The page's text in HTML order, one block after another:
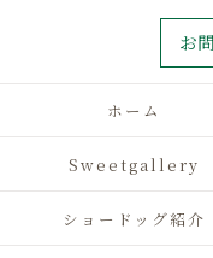
お
ホーム
Sweetgallery
ショードッグ紹介